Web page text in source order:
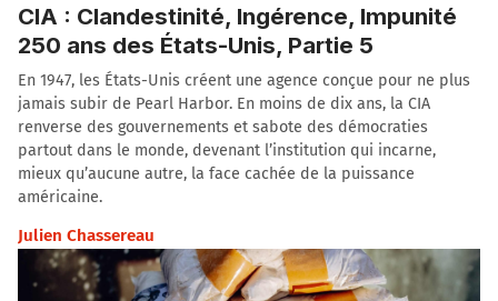
CIA : Clandestinité, Ingérence, Impunité
250 ans des États-Unis, Partie 5
En 1947, les États-Unis créent une agence conçue pour ne plus
jamais subir de Pearl Harbor. En moins de dix ans, la CIA
renverse des gouvernements et sabote des démocraties
partout dans le monde, devenant l’institution qui incarne,
mieux qu’aucune autre, la face cachée de la puissance
américaine.
Julien Chassereau